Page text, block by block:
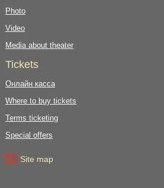
Photo
Video
Media about theater
Tickets
Онлайн касса
Where to buy tickets
Terms ticketing
Special offers
Site map